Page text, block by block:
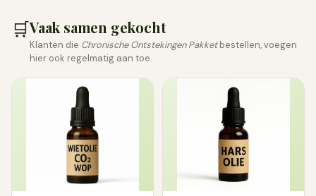
🛒Vaak samen gekocht
Klanten die Chronische Ontstekingen Pakketbestellen, voegen
hier ook regelmatig aan toe.